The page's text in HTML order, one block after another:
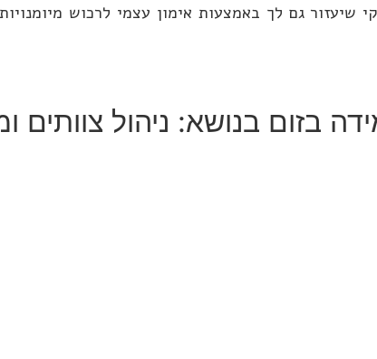
גם לך באמצעות אימון עצמי לרכוש מיומנויות
בזום בנושא: ניהול צוותים